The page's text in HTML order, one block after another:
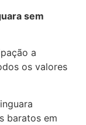
sem
a
os valores
baratos em